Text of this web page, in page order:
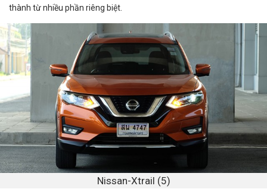
thành từ nhiều phần riêng biệt.
Nissan-Xtrail (5)